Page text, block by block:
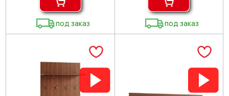
под заказ под заказ